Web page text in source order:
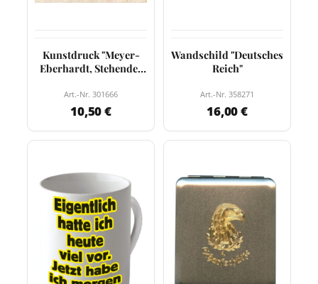
Kunstdruck "Meyer-
Eberhardt, Stehendes
Art.-Nr. 301666
10,50 €
Wandschild "Deutsches
Reich"
Art.-Nr. 358271
16,00 €